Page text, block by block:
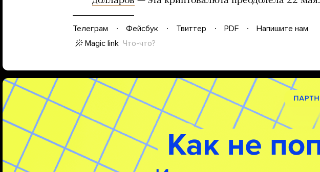
Телеграм Фейсбук Твиттер PDF
Напишите нам
Magic link Что-что?